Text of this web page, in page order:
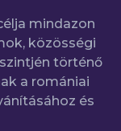
mindazon
közösségi
történő
a romániai
és